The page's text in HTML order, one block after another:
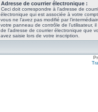
Adresse de courrier électronique :
Ceci doit correspondre à l’adresse de
électronique qui est associée à votre
vous ne l’avez pas modifié par
votre panneau de contrôle de l’utilisateur, il
de l’adresse de courrier électronique que
avez saisie lors de votre inscription.